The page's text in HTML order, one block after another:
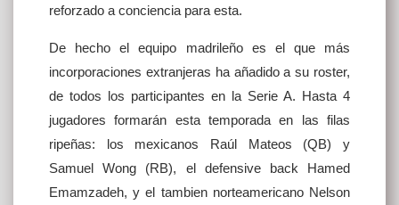
reforzado a conciencia para esta.
De hecho el equipo madrileño es el que más
incorporaciones extranjeras ha añadido a su roster,
de todos los participantes en la Serie A. Hasta 4
jugadores formarán esta temporada en las filas
ripeñas: los mexicanos Raúl Mateos (QB) y
Samuel Wong (RB), el defensive back Hamed
Emamzadeh, y el tambien norteamericano Nelson